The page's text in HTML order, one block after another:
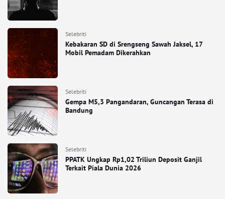
Selebriti
Kebakaran SD di Srengseng Sawah Jaksel, 17
Mobil Pemadam Dikerahkan
Selebriti
Gempa M5,3 Pangandaran, Guncangan Terasa di
Bandung
Selebriti
PPATK Ungkap Rp1,02 Triliun Deposit Ganjil
Terkait Piala Dunia 2026